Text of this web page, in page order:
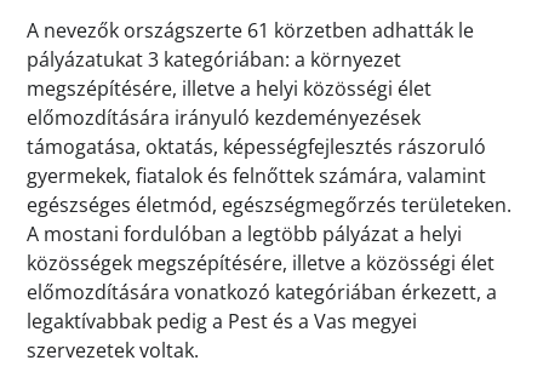
A nevezők országszerte 61 körzetben adhatták le
pályázatukat 3 kategóriában: a környezet
megszépítésére, illetve a helyi közösségi élet
előmozdítására irányuló kezdeményezések
támogatása, oktatás, képességfejlesztés rászoruló
gyermekek, fiatalok és felnőttek számára, valamint
egészséges életmód, egészségmegőrzés területeken.
A mostani fordulóban a legtöbb pályázat a helyi
közösségek megszépítésére, illetve a közösségi élet
előmozdítására vonatkozó kategóriában érkezett, a
legaktívabbak pedig a Pest és a Vas megyei
szervezetek voltak.